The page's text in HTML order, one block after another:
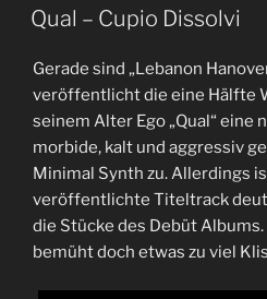
AM
Qual – Cupio Dissolvi
Gerade sind „Lebanon
veröffentlicht die eine Hälfte
seinem Alter Ego „Qual“ eine
morbide, kalt und aggressiv
Minimal Synth zu. Allerdings
veröffentlichte Titeltrack
die Stücke des Debüt
bemüht doch etwas zu viel